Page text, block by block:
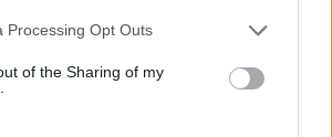
Processing Opt Outs
of the Sharing of my
a portfolio.hu hírarchívumához
olvasása előfizetéses